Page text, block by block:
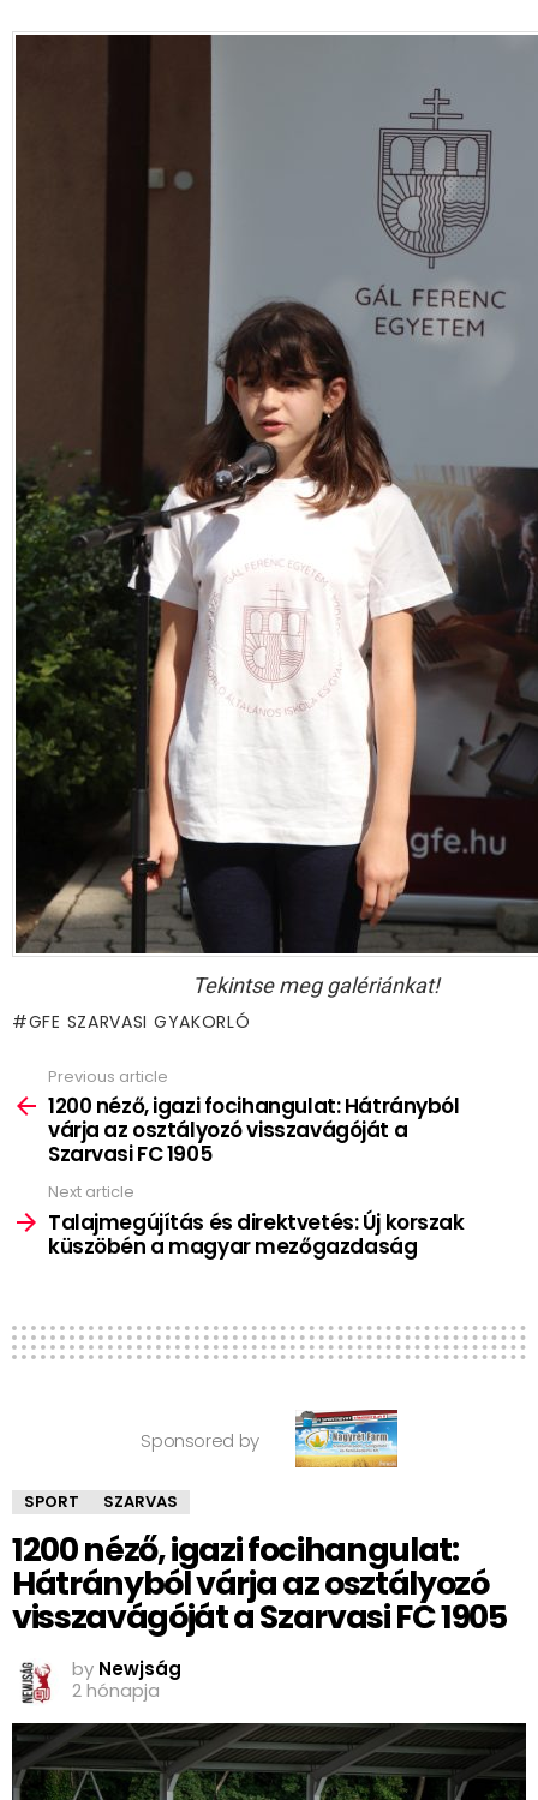
Tekintse meg galériánkat!
GFE SZARVASI GYAKORLÓ
more
Previous article
1200 néző, igazi focihangulat: Hátrányból
várja az osztályozó visszavágóját a
Szarvasi FC 1905
Next article
Talajmegújítás és direktvetés: Új korszak
küszöbén a magyar mezőgazdaság
Sponsored by
SPORT SZARVAS
1200 néző, igazi focihangulat:
Hátrányból várja az osztályozó
visszavágóját a Szarvasi FC 1905
by Newjság
2 hónapja